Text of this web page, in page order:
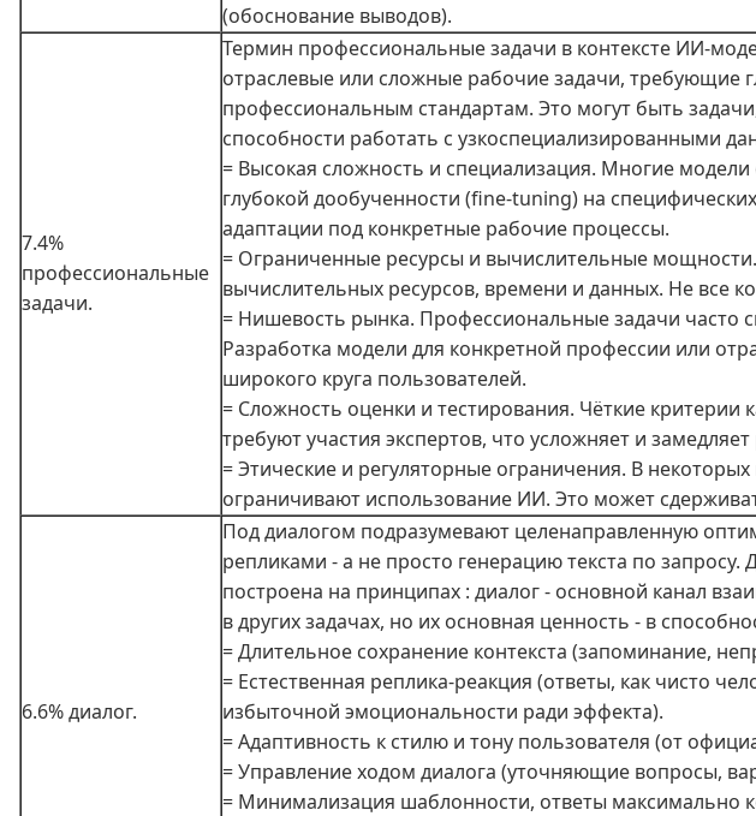
(обоснование выводов).
7.4%
профессиональные
задачи.
Термин профессиональные задачи в контексте ИИ-
отраслевые или сложные рабочие задачи, требующие
профессиональным стандартам. Это могут быть
способности работать с узкоспециализированными
= Высокая сложность и специализация. Многие
глубокой дообученности (fine-tuning) на
адаптации под конкретные рабочие процессы.
= Ограниченные ресурсы и вычислительные
вычислительных ресурсов, времени и данных. Не все
= Нишевость рынка. Профессиональные задачи часто
Разработка модели для конкретной профессии или
широкого круга пользователей.
= Сложность оценки и тестирования. Чёткие критерии
требуют участия экспертов, что усложняет и замедляет
= Этические и регуляторные ограничения. В
ограничивают использование ИИ. Это может
6.6% диалог.
Под диалогом подразумевают целенаправленную
репликами - а не просто генерацию текста по
построена на принципах : диалог - основной канал
в других задачах, но их основная ценность - в
= Длительное сохранение контекста (запоминание,
= Естественная реплика‑реакция (ответы, как чисто
избыточной эмоциональности ради эффекта).
= Адаптивность к стилю и тону пользователя (от
= Управление ходом диалога (уточняющие вопросы,
= Минимализация шаблонности, ответы максимально